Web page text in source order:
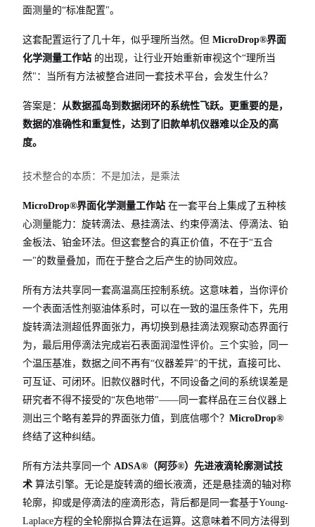
面测量的“标准配置"。
这套配置运行了几十年，似乎理所当然。但MicroDrop®界面
化学测量工作站 的出现，让行业开始重新审视这个“理所当
然"：当所有方法被整合进同一套技术平台，会发生什么？
答案是： 从数据孤岛到数据闭环的系统性飞跃。更重要的是，
数据的准确性和重复性，达到了旧款单机仪器难以企及的高
度。
技术整合的本质：不是加法，是乘法
MicroDrop®界面化学测量工作站 在一套平台上集成了五种核
心测量能力：旋转滴法、悬挂滴法、约束停滴法、停滴法、铂
金板法、铂金环法。但这套整合的真正价值，不在于“五合
一"的数量叠加，而在于整合之后产生的协同效应。
所有方法共享同一套高温高压控制系统。这意味着，当你评价
一个表面活性剂驱油体系时，可以在一致的温压条件下，先用
旋转滴法测超低界面张力，再切换到悬挂滴法观察动态界面行
为，最后用停滴法完成岩石表面润湿性评价。三个实验，同一
个温压基准，数据之间不再有“仪器差异"的干扰，直接可比、
可互证、可闭环。旧款仪器时代，不同设备之间的系统误差是
研究者不得不接受的“灰色地带"——同一套样品在三台仪器上
测出三个略有差异的界面张力值，到底信哪个？MicroDrop®
终结了这种纠结。
所有方法共享同一个ADSA®（阿莎®）先进液滴轮廓测试技
术 算法引擎。无论是旋转滴的细长液滴，还是悬挂滴的轴对称
轮廓，抑或是停滴法的座滴形态，背后都是同一套基于Young-
Laplace方程的全轮廓拟合算法在运算。这意味着不同方法得到